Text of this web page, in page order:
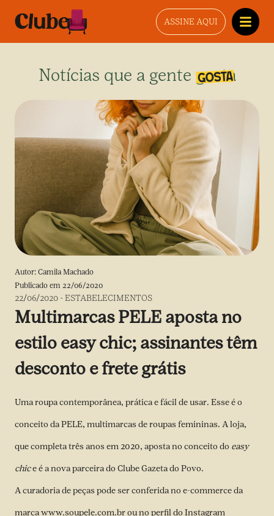
ASSINE AQUI
Notícias que a gente gosta
Autor: Camila Machado
Publicado em 22/06/2020
22/06/2020 -ESTABELECIMENTOS
Multimarcas PELE aposta no
estilo easy chic; assinantes têm
desconto e frete grátis
Uma roupa contemporânea, prática e fácil de usar. Esse é o
conceito da PELE, multimarcas de roupas femininas. A loja,
que completa três anos em 2020, aposta no conceito do easy
chice é a nova parceira do Clube Gazeta do Povo.
A curadoria de peças pode ser conferida no e-commerce da
marcawww.soupele.com.brou no perfil do Instagram